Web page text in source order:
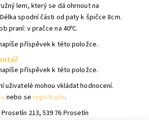
lem, který se dá ohrnout na
spodní části od paty k špičce 8cm.
praní: v pračce na 40ᵒC.
příspěvek k této položce.
příspěvek k této položce.
uživatelé mohou vkládat hodnocení.
nebo se registrujte.
Prosetín 213, 539 76 Prosetín